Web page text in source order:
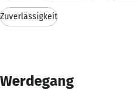
Zuverlässigkeit
Werdegang